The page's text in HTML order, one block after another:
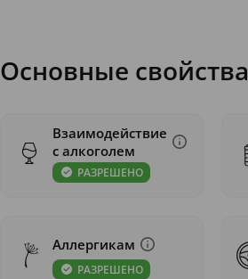
Основные свойства
Взаимодействие
с алкоголем
РАЗРЕШЕНО
Аллергикам
РАЗРЕШЕНО